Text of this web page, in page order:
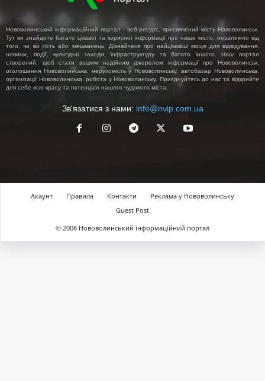
Нововолинський інформаційний портал - веб-ресурс, присвячений місту Нововолинськ.
Тут ви знайдете багато цікавої та корисної інформації про наше місто, незалежно від
того, чи ви гість або мешканець. Дізнайтеся про найцікавіші місця для відвідування,
новини, події, культурні заходи, інфраструктуру та багато іншого. Наш портал
створений, щоб стати вашим надійним джерелом інформації про Нововолинськ,
оголошення Нововолинська, нерухомість у Нововолинську, автобазар Нововолинська,
організації Нововолинська, робота у Нововолинську. Приєднуйтесь до нас та відкрийте
для себе всю красу та потенціал нашого чудового міста.
Зв'язатися з нами: info@nvip.com.ua
Акаунт Правила Контакти
Реклама у Нововолинську
Guest Post
© 2008 Нововолинський інформаційний портал